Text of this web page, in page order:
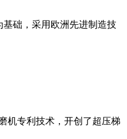
础，采用欧洲先进制造技
机专利技术，开创了超压梯